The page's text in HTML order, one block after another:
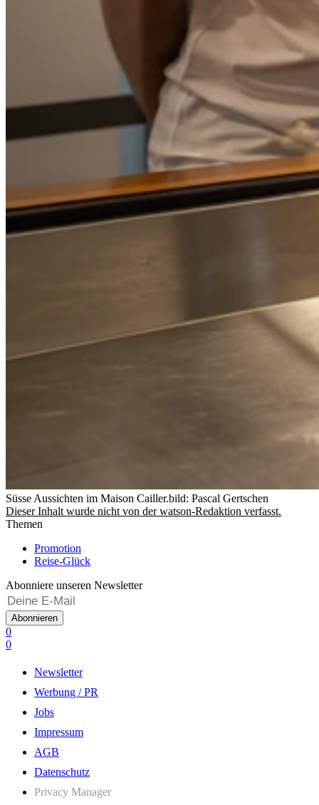
Süsse Aussichten im Maison Cailler.bild: Pascal Gertschen
Dieser Inhalt wurde nicht von der watson-Redaktion verfasst.
Themen
Promotion
Reise-Glück
Abonniere unseren Newsletter
Abonnieren
0
0
Newsletter
Werbung / PR
Jobs
Impressum
AGB
Datenschutz
Privacy Manager